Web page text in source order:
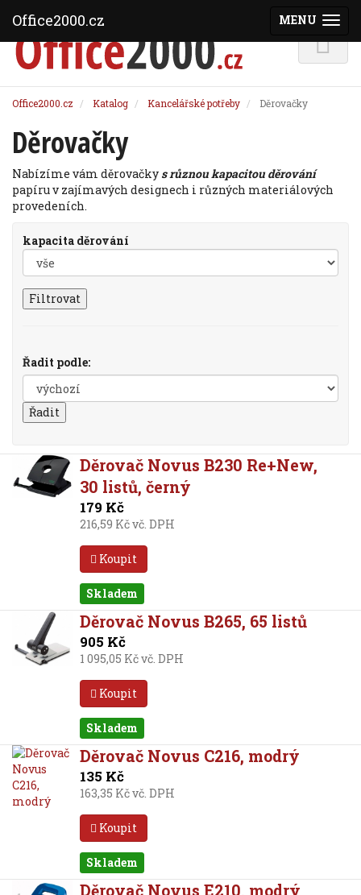
Office2000.cz Katalog Kancelářské potřeby Děrovačky
Děrovačky
Nabízíme vám děrovačky s různou kapacitou děrování
papíru v zajímavých designech i různých materiálových
provedeních.
kapacita děrování
Filtrovat
Řadit podle:
Děrovač Novus B230 Re+New,
30 listů, černý
179 Kč
216,59 Kč vč. DPH
Koupit
Skladem
Děrovač Novus B265, 65 listů
905 Kč
1 095,05 Kč vč. DPH
Koupit
Skladem
Děrovač Novus C216, modrý
135 Kč
163,35 Kč vč. DPH
Koupit
Skladem
Děrovač Novus E210, modrý
MENU
Office2000.cz